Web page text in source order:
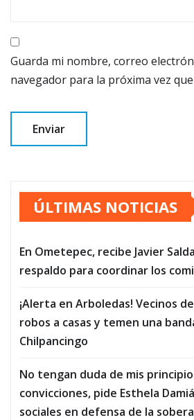
Guarda mi nombre, correo
navegador para la próxima vez
ÚLTIMAS NOTICIAS
En Ometepec, recibe Javier
respaldo para coordinar los
¡Alerta en Arboledas! Vecinos
robos a casas y temen una
Chilpancingo
No tengan duda de mis
convicciones, pide Esthela
sociales en defensa de la